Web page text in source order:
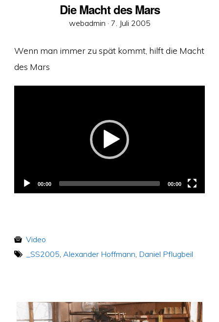
Die Macht des Mars
webadmin · Veröffentlicht
7. Juli 2005
Wenn man immer zu spät kommt, hilft die Macht
des Mars
00:00 00:00
Video
_SS2005 Alexander Hoffmann Daniel Pflugbeil